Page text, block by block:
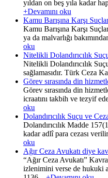
yıldan on beş yıla kadar
+Devamını oku
Kamu Barışına Karşı
Kamu Barışına Karşı
ya da malvarlığı
oku
Nitelikli Dolandırıcılık
Nitelikli Dolandırıcılık
sağlamasıdır. Türk Ceza
Görev sırasında din
Görev sırasında din
icraatını takbih ve tezyif
oku
Dolandırıcılık Suçu ve
Dolandırıcılık Madde
kadar adlî para cezası
oku
Ağır Ceza Avukatı diye
“Ağır Ceza Avukatı”
izlenimini verse de hukuki